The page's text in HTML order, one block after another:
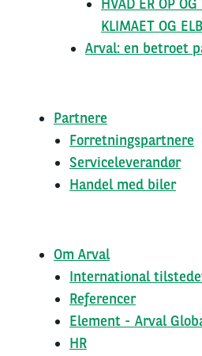
HVAD ER OP
KLIMAET OG
Arval: en betroet
Partnere
Forretningspartnere
Serviceleverandør
Handel med biler
Om Arval
International
Referencer
Element - Arval
HR